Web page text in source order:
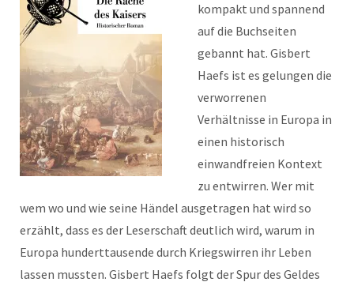
kompakt und spannend
auf die Buchseiten
gebannt hat. Gisbert
Haefs ist es gelungen die
verworrenen
Verhältnisse in Europa in
einen historisch
einwandfreien Kontext
zu entwirren. Wer mit
wem wo und wie seine Händel ausgetragen hat wird so
erzählt, dass es der Leserschaft deutlich wird, warum in
Europa hunderttausende durch Kriegswirren ihr Leben
lassen mussten. Gisbert Haefs folgt der Spur des Geldes